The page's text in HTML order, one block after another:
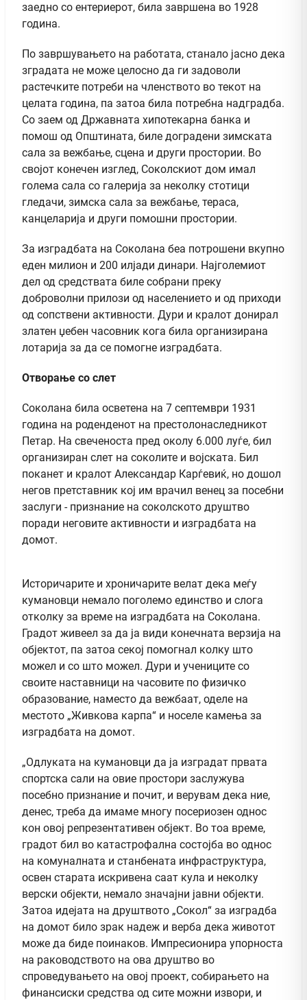
заедно со ентериерот, била завршена во 1928
година.
По завршувањето на работата, станало јасно дека
зградата не може целосно да ги задоволи
растечките потреби на членството во текот на
целата година, па затоа била потребна надградба.
Со заем од Државната хипотекарна банка и
помош од Општината, биле доградени зимската
сала за вежбање, сцена и други простории. Во
својот конечен изглед, Соколскиот дом имал
голема сала со галерија за неколку стотици
гледачи, зимска сала за вежбање, тераса,
канцеларија и други помошни простории.
За изградбата на Соколана беа потрошени вкупно
еден милион и 200 илјади динари. Најголемиот
дел од средствата биле собрани преку
доброволни прилози од населението и од приходи
од сопствени активности. Дури и кралот донирал
златен џебен часовник кога била организирана
лотарија за да се помогне изградбата.
Отворање со слет
Соколана била осветена на 7 септември 1931
година на роденденот на престолонаследникот
Петар. На свеченоста пред околу 6.000 луѓе, бил
организиран слет на соколите и војската. Бил
поканет и кралот Александар Карѓевиќ, но дошол
негов претставник кој им врачил венец за посебни
заслуги - признание на соколското друштво
поради неговите активности и изградбата на
домот.
Историчарите и хроничарите велат дека меѓу
кумановци немало поголемо единство и слога
отколку за време на изградбата на Соколана.
Градот живеел за да ја види конечната верзија на
објектот, па затоа секој помогнал колку што
можел и со што можел. Дури и учениците со
своите наставници на часовите по физичко
образование, наместо да вежбаат, оделе на
местото „Живкова карпа“ и носеле камења за
изградбата на домот.
„Одлуката на кумановци да ја изградат првата
спортска сали на овие простори заслужува
посебно признание и почит, и верувам дека ние,
денес, треба да имаме многу посериозен однос
кон овој репрезентативен објект. Во тоа време,
градот бил во катастрофална состојба во однос
на комуналната и станбената инфраструктура,
освен старата искривена саат кула и неколку
верски објекти, немало значајни јавни објекти.
Затоа идејата на друштвото „Сокол“ за изградба
на домот било зрак надеж и верба дека животот
може да биде поинаков. Импресионира упорноста
на раководството на ова друштво во
спроведувањето на овој проект, собирањето на
финансиски средства од сите можни извори, и